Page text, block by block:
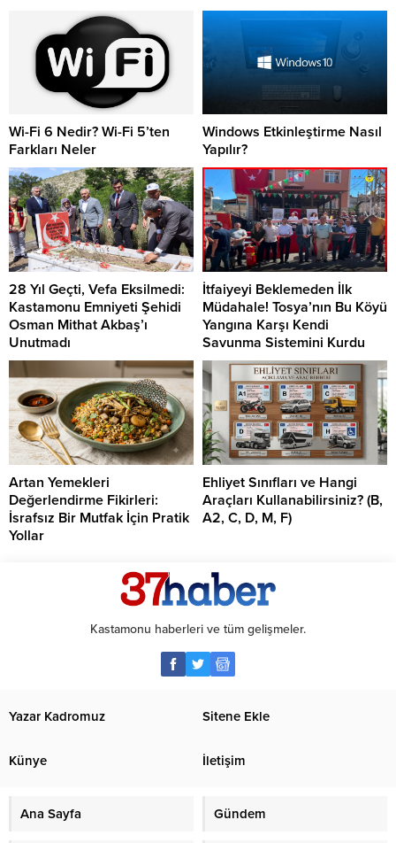
Wi-Fi 6 Nedir? Wi-Fi 5’ten
Farkları Neler
Windows Etkinleştirme Nasıl
Yapılır?
28 Yıl Geçti, Vefa Eksilmedi:
Kastamonu Emniyeti Şehidi
Osman Mithat Akbaş’ı
Unutmadı
İtfaiyeyi Beklemeden İlk
Müdahale! Tosya’nın Bu Köyü
Yangına Karşı Kendi
Savunma Sistemini Kurdu
Artan Yemekleri
Değerlendirme Fikirleri:
İsrafsız Bir Mutfak İçin Pratik
Yollar
Ehliyet Sınıfları ve Hangi
Araçları Kullanabilirsiniz? (B,
A2, C, D, M, F)
Kastamonu haberleri ve tüm gelişmeler.
Yazar Kadromuz Sitene Ekle
Künye İletişim
Ana Sayfa Gündem